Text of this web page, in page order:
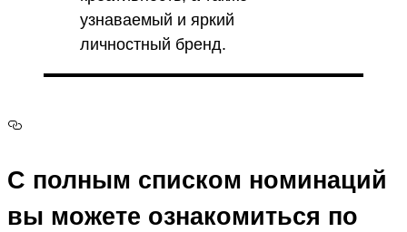
узнаваемый и яркий
личностный бренд.
С полным списком номинаций
вы можете ознакомиться по